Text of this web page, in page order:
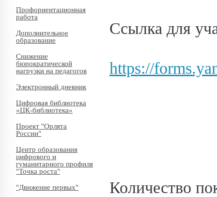
Профориентационная
работа
Дополнительное
образование
Снижение
бюрократической
нагрузки на педагогов
Электронный дневник
Цифровая библиотека
«ЦК-библиотека»
Проект "Орлята
России"
Центр образования
цифрового и
гуманитарного профиля
"Точка роста"
"Движение первых"
Ссылка для
https://
Количество